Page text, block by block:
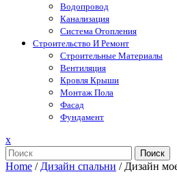
Водопровод
Канализация
Система Отопления
Строительство И Ремонт
Строительные Материалы
Вентиляция
Кровля Крыши
Монтаж Пола
Фасад
Фундамент
xЗакрыть
меню
Поиск
Home / Дизайн спальни / Дизайн